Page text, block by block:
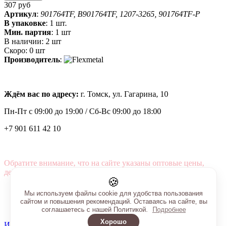
307 руб
Артикул: 901764TF, B901764TF, 1207-3265, 901764TF-P
В упаковке: 1 шт.
Мин. партия: 1 шт
В наличии: 2 шт
Скоро: 0 шт
Производитель:
Ждём вас по адресу: г. Томск, ул. Гагарина, 10
Пн-Пт с 09:00 до 19:00 /Сб-Вс 09:00 до 18:00
+7 901 611 42 10
Обратите внимание, что на сайте указаны оптовые цены,
действующие при первом заказе от 3000 рублей.
🍪
Мы используем файлы cookie для удобства пользования
сайтом и повышения рекомендаций. Оставаясь на сайте, вы
соглашаетесь с нашей Политикой.
Подробнее
Хорошо